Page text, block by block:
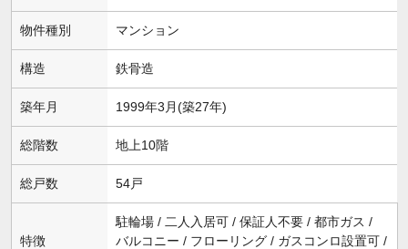
物件種別 マンション
構造 鉄骨造
築年月 1999年3月(築27年)
総階数 地上10階
総戸数 54戸
特徴
駐輪場 / 二人入居可 / 保証人不要 / 都市ガス /
バルコニー / フローリング / ガスコンロ設置可 /